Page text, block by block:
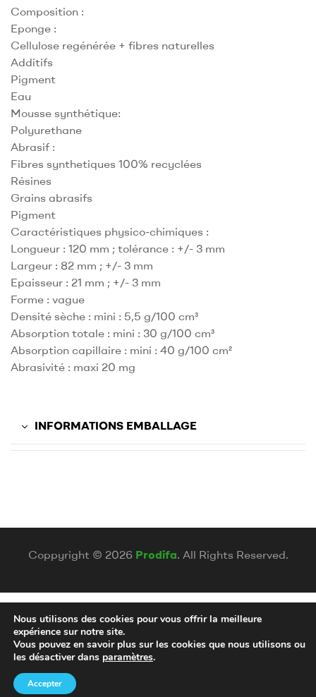
Composition :
Eponge :
Cellulose regénérée + fibres naturelles
Additifs
Pigment
Eau
Mousse synthétique:
Polyurethane
Abrasif :
Fibres synthetiques 100% recyclées
Résines
Grains abrasifs
Pigment
Caractéristiques physico-chimiques :
Longueur : 120 mm ; tolérance : +/- 3 mm
Largeur : 82 mm ; +/- 3 mm
Epaisseur : 21 mm ; +/- 3 mm
Forme : vague
Densité sèche : mini : 5,5 g/100 cm³
Absorption totale : mini : 30 g/100 cm³
Absorption capillaire : mini : 40 g/100 cm²
Abrasivité : maxi 20 mg
INFORMATIONS EMBALLAGE
Coppyright © 2026 Prodifa. All Rights Reserved.
Nous utilisons des cookies pour vous offrir la meilleure
expérience sur notre site.
Vous pouvez en savoir plus sur les cookies que nous utilisons ou
les désactiver dans paramètres.
Accepter